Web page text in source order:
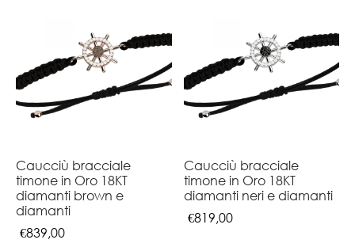
Caucciù bracciale
timone in Oro 18KT
diamanti brown e
diamanti
€839,00
Caucciù bracciale
timone in Oro 18KT
diamanti neri e diamanti
€819,00